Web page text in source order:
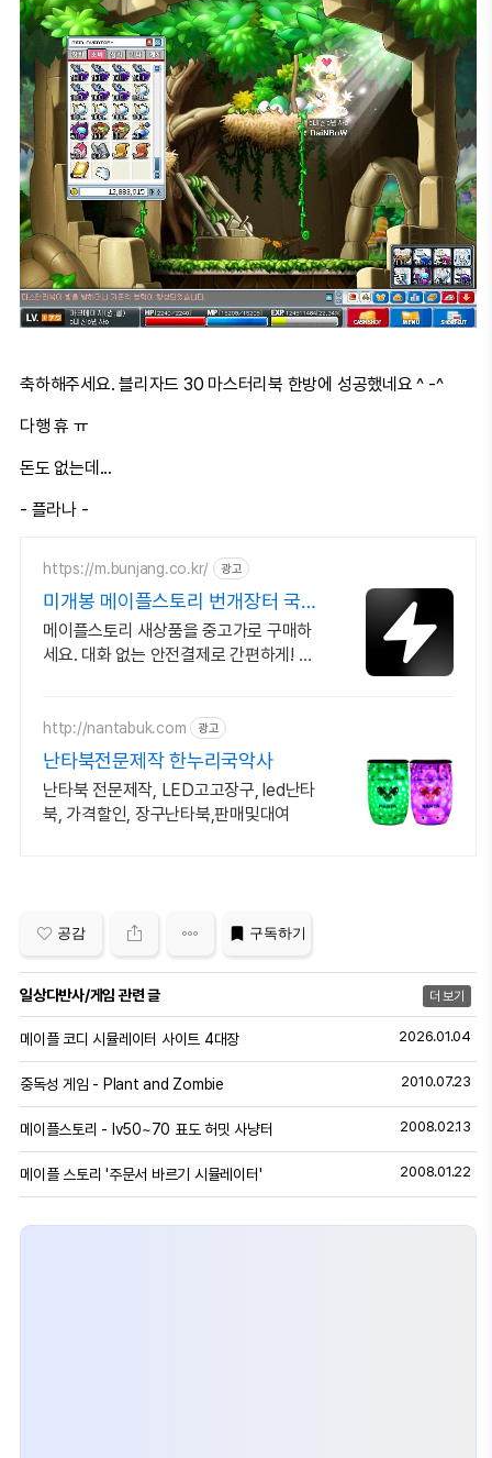
축하해주세요. 블리자드 30 마스터리북 한방에 성공했네요 ^ -^
다행 휴 ㅠ
돈도 없는데...
- 플라나 -
https://m.bunjang.co.kr/ 광고
미개봉 메이플스토리 번개장터 국내
최대 브랜드 중고거래
메이플스토리 새상품을 중고가로 구매하
세요. 대화 없는 안전결제로 간편하게! 전
http://nantabuk.com 광고
난타북전문제작 한누리국악사
난타북 전문제작, LED고고장구, led난타
북, 가격할인, 장구난타북,판매및대여
공감 구독하기
일상다반사/게임 관련 글 더 보기
메이플 코디 시뮬레이터 사이트 4대장 2026.01.04
중독성 게임 - Plant and Zombie 2010.07.23
메이플스토리 - lv50~70 표도 허밋 사냥터 2008.02.13
메이플 스토리 '주문서 바르기 시뮬레이터' 2008.01.22